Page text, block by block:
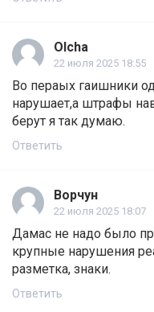
Olcha
22 июля 2025 18:55
Во пераых гаишники
нарушает,а штрафы
берут я так думаю.
Ответить
Ворчун
22 июля 2025 18:07
Дамас не надо было
крупные нарушения
разметка, знаки.
Ответить